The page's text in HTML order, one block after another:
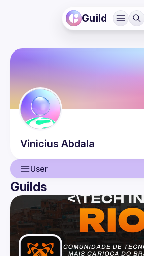
Guild
Vinicius Abdala
User
User
Events
Guilds
Guilds